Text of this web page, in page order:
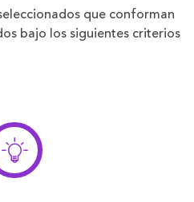
que conforman
bajo los siguientes criterios